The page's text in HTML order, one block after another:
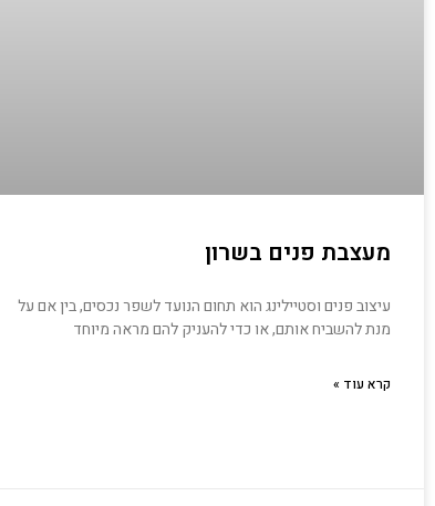
מעצבת פנים בשרון
עיצוב פנים וסטיילינג הוא תחום הנועד לשפר נכסים, בין אם על
מנת להשביח אותם, או כדי להעניק להם מראה מיוחד
קרא עוד »